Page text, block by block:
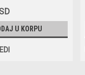
U KORPU